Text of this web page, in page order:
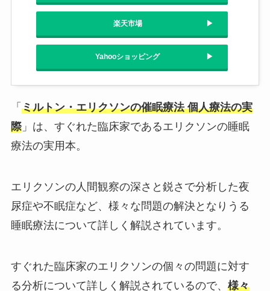
楽天市場
Yahooショッピング
「 ミルトン・エリクソンの催眠療法 個人療法の実
際」は、すぐれた臨床家であるエリクソンの睡眠
療法の実用本。
エリクソンの人間観察の深さと鋭さで分析した夜
尿症や不眠症など、様々な問題の解決となりうる
睡眠療法について詳しく解説されています。
すぐれた臨床家のエリクソンの個々の問題に対す
る分析について詳しく解説されているので、 様々